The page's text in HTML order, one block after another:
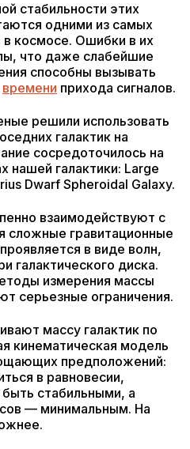
стабильности этих
одними из самых
космосе. Ошибки в их
что даже слабейшие
способны вызывать
времени прихода сигналов.
решили использовать
галактик на
сосредоточилось на
нашей галактики: Large
Dwarf Spheroidal Galaxy.
взаимодействуют с
гравитационные
в виде волн,
галактического диска.
измерения массы
серьезные ограничения.
массу галактик по
кинематическая модель
предположений:
в равновесии,
стабильными, а
— минимальным. На